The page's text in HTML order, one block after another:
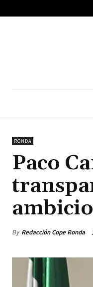
RONDA
Paco
By Redacción Cope Ronda